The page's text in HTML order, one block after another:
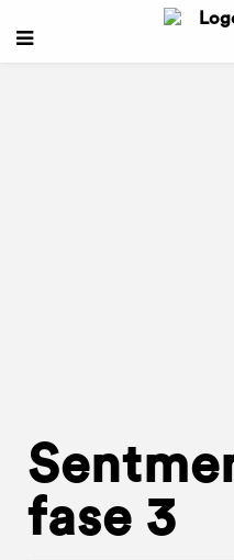
fase 3